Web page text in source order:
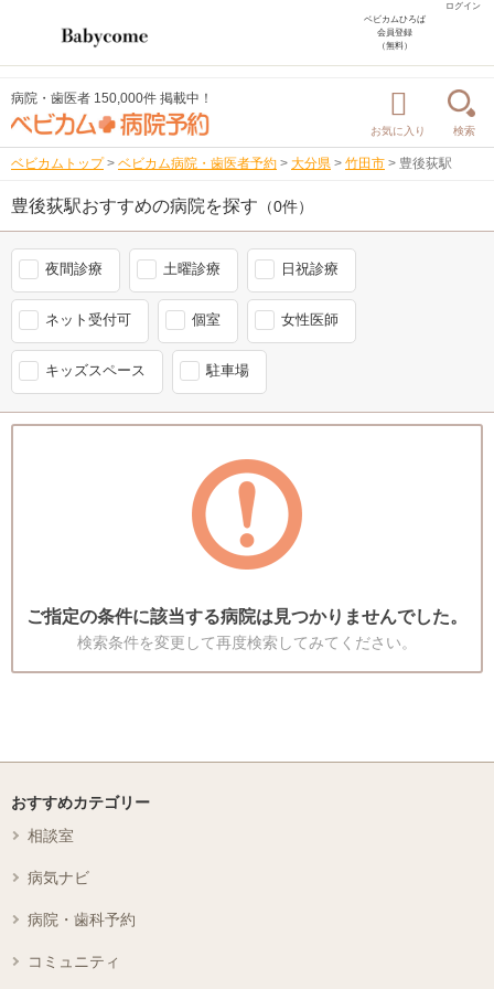
ログイン
ベビカムひろば
会員登録
（無料）
病院・歯医者 150,000件 掲載中！
お気に入り 検索
ベビカムトップ > ベビカム病院・歯医者予約 > 大分県 > 竹田市 > 豊後荻駅
豊後荻駅おすすめの病院を探す （0件）
夜間診療 土曜診療 日祝診療
ネット受付可 個室 女性医師
キッズスペース 駐車場
ご指定の条件に該当する病院は見つかりませんでした。
検索条件を変更して再度検索してみてください。
おすすめカテゴリー
相談室
病気ナビ
病院・歯科予約
コミュニティ